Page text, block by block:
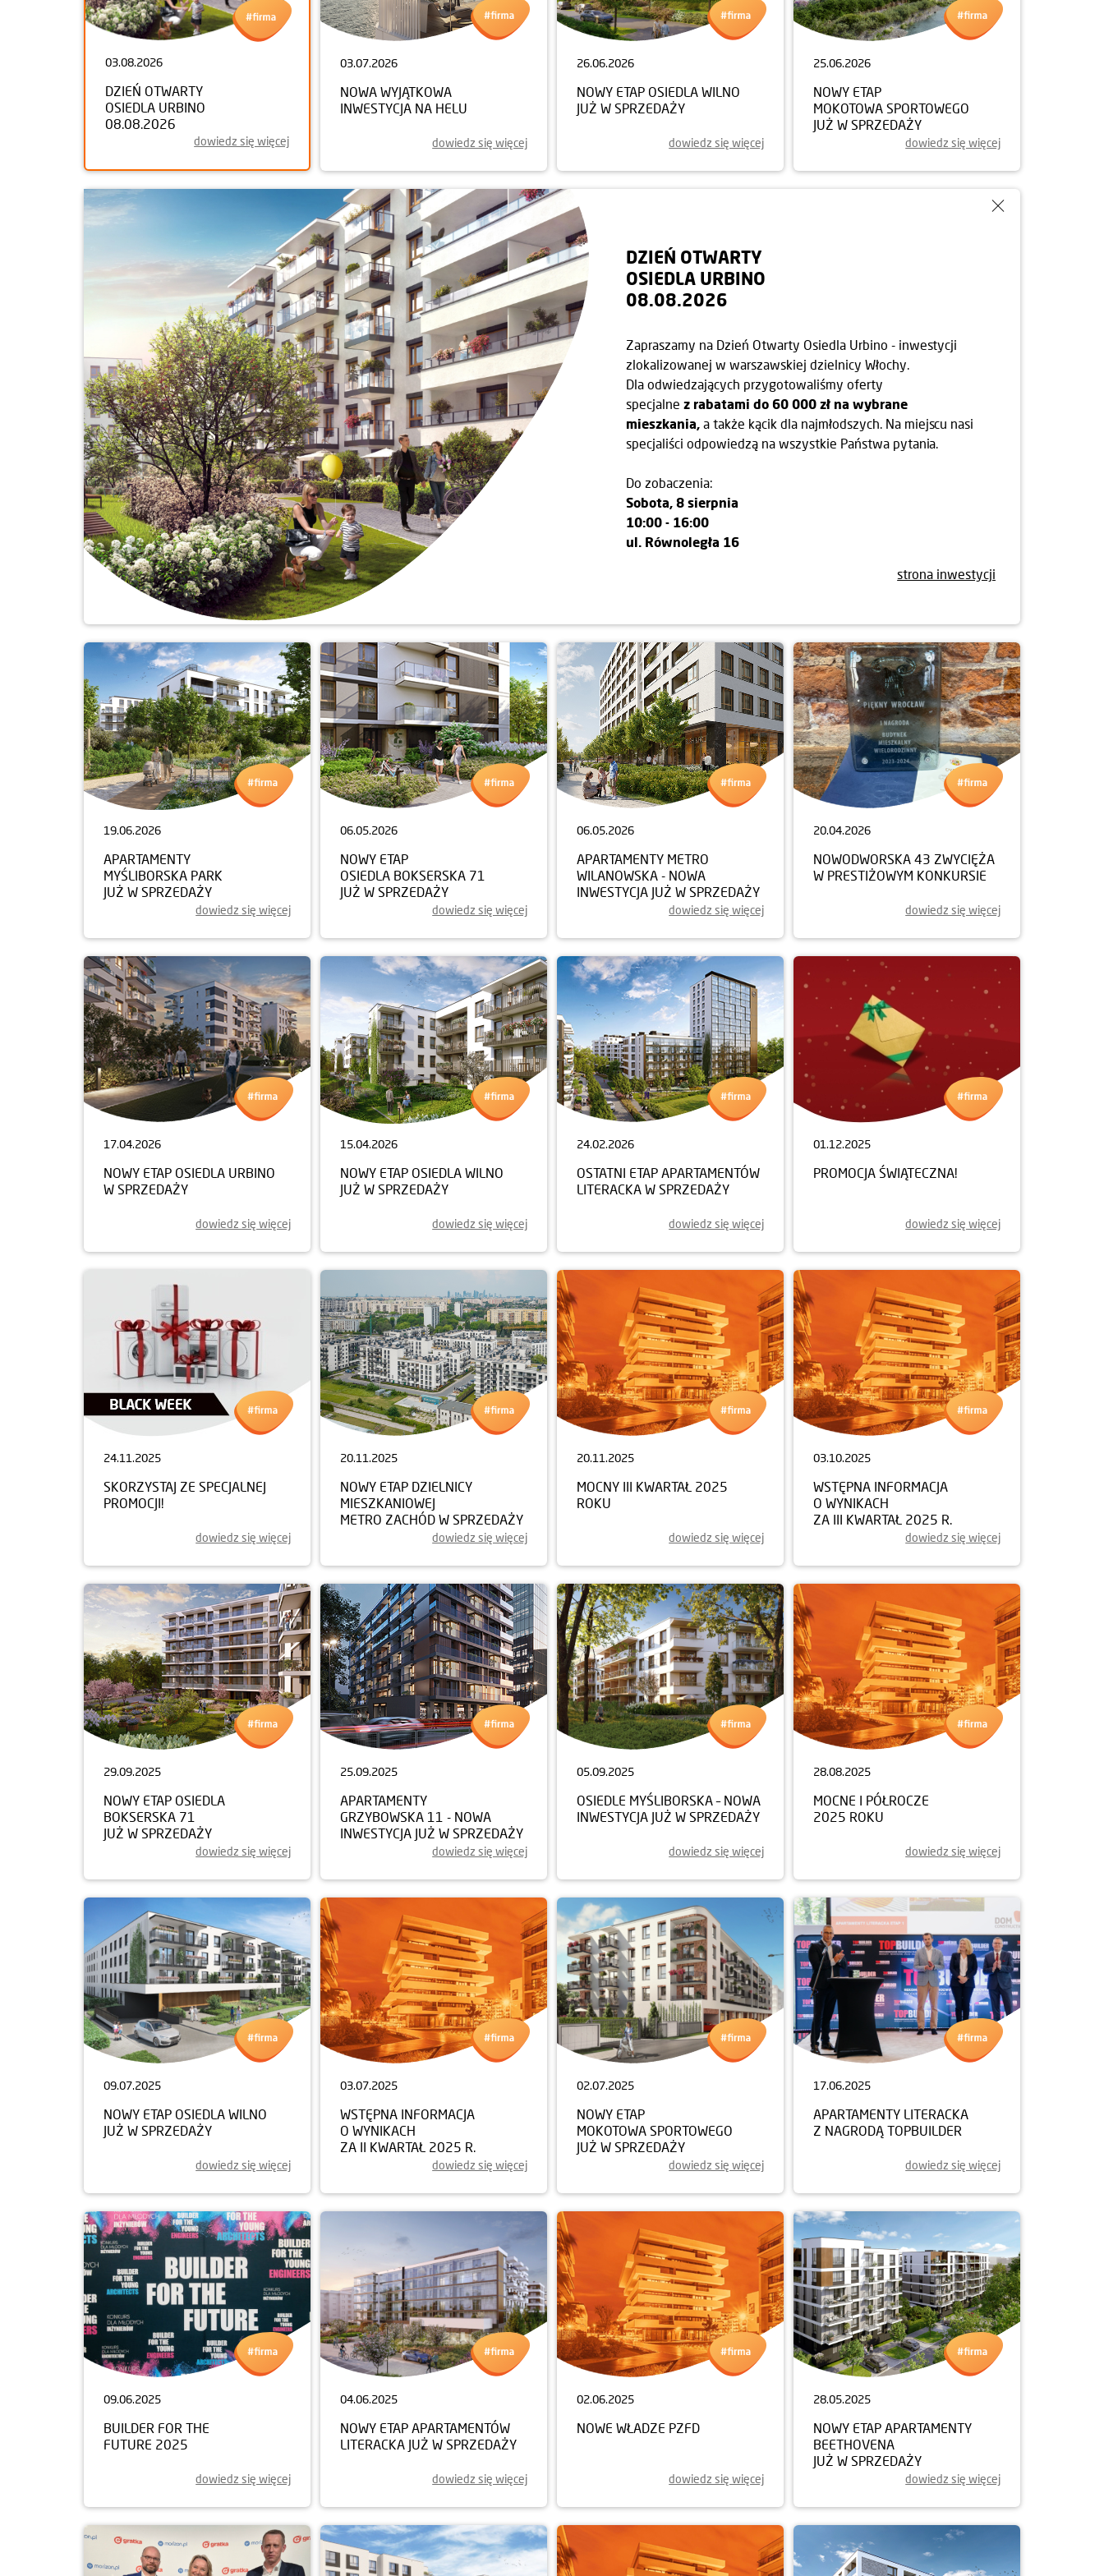
03.08.2026
DZIEŃ OTWARTY
OSIEDLA URBINO
08.08.2026
dowiedz się więcej
03.07.2026
NOWA WYJĄTKOWA
INWESTYCJA NA HELU
dowiedz się więcej
26.06.2026
NOWY ETAP OSIEDLA WILNO
JUŻ W SPRZEDAŻY
dowiedz się więcej
25.06.2026
NOWY ETAP
MOKOTOWA SPORTOWEGO
JUŻ W SPRZEDAŻY
dowiedz się więcej
DZIEŃ OTWARTY
OSIEDLA URBINO
08.08.2026
Zapraszamy na Dzień Otwarty Osiedla Urbino - inwestycji
zlokalizowanej w warszawskiej dzielnicy Włochy.
Dla odwiedzających przygotowaliśmy oferty
specjalne z rabatami do 60 000 zł na wybrane
mieszkania, a także kącik dla najmłodszych. Na miejscu nasi
specjaliści odpowiedzą na wszystkie Państwa pytania.
Do zobaczenia:
Sobota, 8 sierpnia
10:00 - 16:00
ul. Równoległa 16
strona inwestycji
19.06.2026
APARTAMENTY
MYŚLIBORSKA PARK
JUŻ W SPRZEDAŻY
dowiedz się więcej
06.05.2026
NOWY ETAP
OSIEDLA BOKSERSKA 71
JUŻ W SPRZEDAŻY
dowiedz się więcej
06.05.2026
APARTAMENTY METRO
WILANOWSKA - NOWA
INWESTYCJA JUŻ W SPRZEDAŻY
dowiedz się więcej
20.04.2026
NOWODWORSKA 43 ZWYCIĘŻA
W PRESTIŻOWYM KONKURSIE
dowiedz się więcej
17.04.2026
NOWY ETAP OSIEDLA URBINO
W SPRZEDAŻY
dowiedz się więcej
15.04.2026
NOWY ETAP OSIEDLA WILNO
JUŻ W SPRZEDAŻY
dowiedz się więcej
24.02.2026
OSTATNI ETAP APARTAMENTÓW
LITERACKA W SPRZEDAŻY
dowiedz się więcej
01.12.2025
PROMOCJA ŚWIĄTECZNA!
dowiedz się więcej
24.11.2025
SKORZYSTAJ ZE SPECJALNEJ
PROMOCJI!
dowiedz się więcej
20.11.2025
NOWY ETAP DZIELNICY
MIESZKANIOWEJ
METRO ZACHÓD W SPRZEDAŻY
dowiedz się więcej
20.11.2025
MOCNY III KWARTAŁ 2025
ROKU
dowiedz się więcej
03.10.2025
WSTĘPNA INFORMACJA
O WYNIKACH
ZA III KWARTAŁ 2025 R.
dowiedz się więcej
29.09.2025
NOWY ETAP OSIEDLA
BOKSERSKA 71
JUŻ W SPRZEDAŻY
dowiedz się więcej
25.09.2025
APARTAMENTY
GRZYBOWSKA 11 - NOWA
INWESTYCJA JUŻ W SPRZEDAŻY
dowiedz się więcej
05.09.2025
OSIEDLE MYŚLIBORSKA – NOWA
INWESTYCJA JUŻ W SPRZEDAŻY
dowiedz się więcej
28.08.2025
MOCNE I PÓŁROCZE
2025 ROKU
dowiedz się więcej
09.07.2025
NOWY ETAP OSIEDLA WILNO
JUŻ W SPRZEDAŻY
dowiedz się więcej
03.07.2025
WSTĘPNA INFORMACJA
O WYNIKACH
ZA II KWARTAŁ 2025 R.
dowiedz się więcej
02.07.2025
NOWY ETAP
MOKOTOWA SPORTOWEGO
JUŻ W SPRZEDAŻY
dowiedz się więcej
17.06.2025
APARTAMENTY LITERACKA
Z NAGRODĄ TOPBUILDER
dowiedz się więcej
09.06.2025
BUILDER FOR THE
FUTURE 2025
dowiedz się więcej
04.06.2025
NOWY ETAP APARTAMENTÓW
LITERACKA JUŻ W SPRZEDAŻY
dowiedz się więcej
02.06.2025
NOWE WŁADZE PZFD
dowiedz się więcej
28.05.2025
NOWY ETAP APARTAMENTY
BEETHOVENA
JUŻ W SPRZEDAŻY
dowiedz się więcej